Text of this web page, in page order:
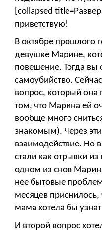
[collapsed
приветствую!
В октябре прошлого
девушке Марине,
повешение. Тогда вы
самоубийство.
вопрос, который она
том, что Марина ей
вообще много
знакомым). Через
взаимодействие. Но
стали как отрывки
одном из снов
нее бытовые
месяцев
мама хотела бы
И второй вопрос